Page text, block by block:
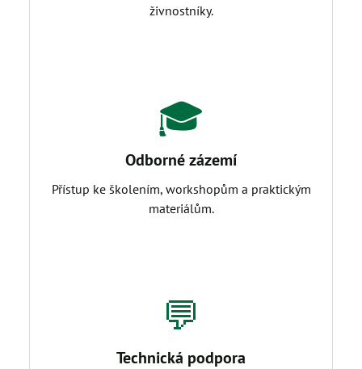
živnostníky.
🎓
Odborné zázemí
Přístup ke školením, workshopům a praktickým
materiálům.
💬
Technická podpora